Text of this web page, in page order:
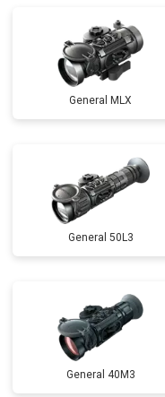
General MLX
General 50L3
General 40M3